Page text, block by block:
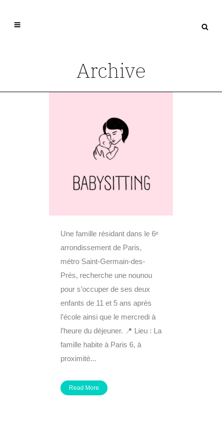
Archive
Une famille résidant dans le 6ᵉ
arrondissement de Paris,
métro Saint-Germain-des-
Prés, recherche une nounou
pour s’occuper de ses deux
enfants de 11 et 5 ans après
l’école ainsi que le mercredi à
l’heure du déjeuner. 📍 Lieu : La
famille habite à Paris 6, à
proximité...
Read More